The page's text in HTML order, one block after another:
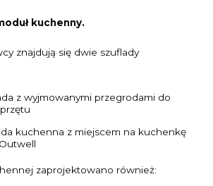
kuchenny.
znajdują się dwie szuflady
z wyjmowanymi przegrodami do
kuchenna z miejscem na kuchenkę
zaprojektowano również: